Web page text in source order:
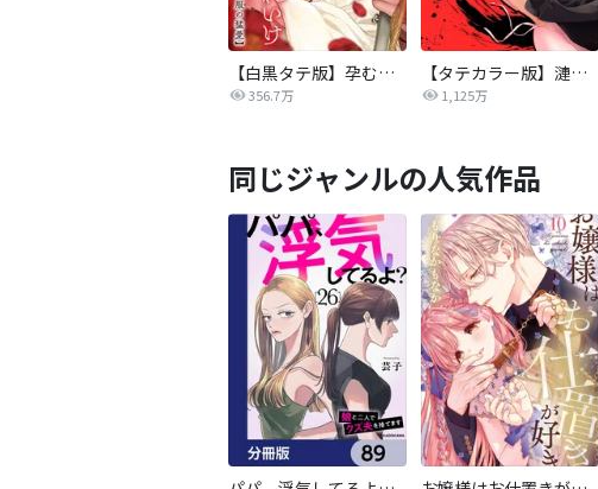
【白黒タテ版】孕むまで乱れいけ～身代わり花嫁と軍服の猛愛
356.7万
【タテカラー版】漣蒼士に処女を捧ぐ～さあ、じっくり愛でましょうか
1,125万
同じジャンルの人気作品